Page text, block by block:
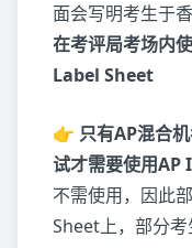
面会写明考生于
在考评局考场内
Label Sheet
👉 只有AP混合
试才需要使用
不需使用，因此
Sheet上，部分